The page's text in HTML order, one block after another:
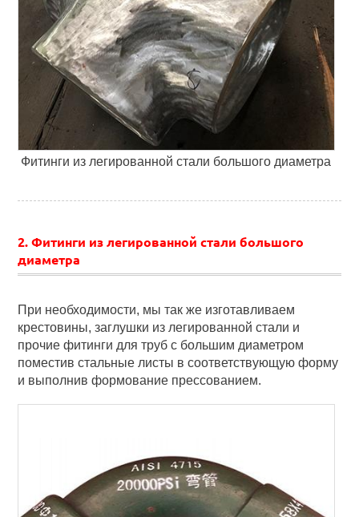
Фитинги из легированной стали большого диаметра
2. Фитинги из легированной стали большого
диаметра
При необходимости, мы так же изготавливаем
крестовины, заглушки из легированной стали и
прочие фитинги для труб с большим диаметром
поместив стальные листы в соответствующую форму
и выполнив формование прессованием.